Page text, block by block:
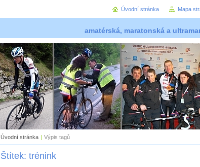
amatérská, maratonská a
Úvodní stránka | Výpis tagů
Štítek: trénink
Úvodní stránka Mapa